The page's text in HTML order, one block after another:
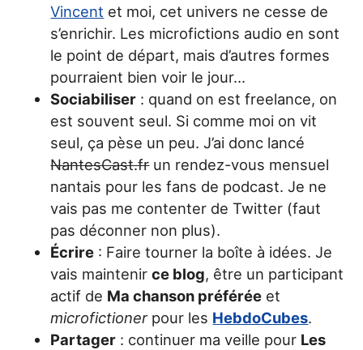
Vincent et moi, cet univers ne cesse de
s’enrichir. Les microfictions audio en sont
le point de départ, mais d’autres formes
pourraient bien voir le jour…
Sociabiliser : quand on est freelance, on
est souvent seul. Si comme moi on vit
seul, ça pèse un peu. J’ai donc lancé
NantesCast.frun rendez-vous mensuel
nantais pour les fans de podcast. Je ne
vais pas me contenter de Twitter (faut
pas déconner non plus).
Écrire : Faire tourner la boîte à idées. Je
vais maintenirce blog, être un participant
actif de Ma chanson préférée et
microfictionerpour les HebdoCubes.
Partager : continuer ma veille pour Les